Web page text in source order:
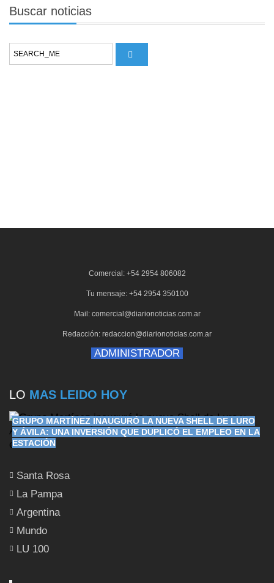
Buscar noticias
Comercial: +54 2954 806082
Tu mensaje: +54 2954 350100
Mail: comercial@diarionoticias.com.ar
Redacción: redaccion@diarionoticias.com.ar
ADMINISTRADOR
LO MAS LEIDO HOY
GRUPO MARTÍNEZ INAUGURÓ LA NUEVA SHELL DE LURO
Y ÁVILA: UNA INVERSIÓN QUE DUPLICÓ EL EMPLEO EN LA
ESTACIÓN
Santa Rosa
La Pampa
Argentina
Mundo
LU 100